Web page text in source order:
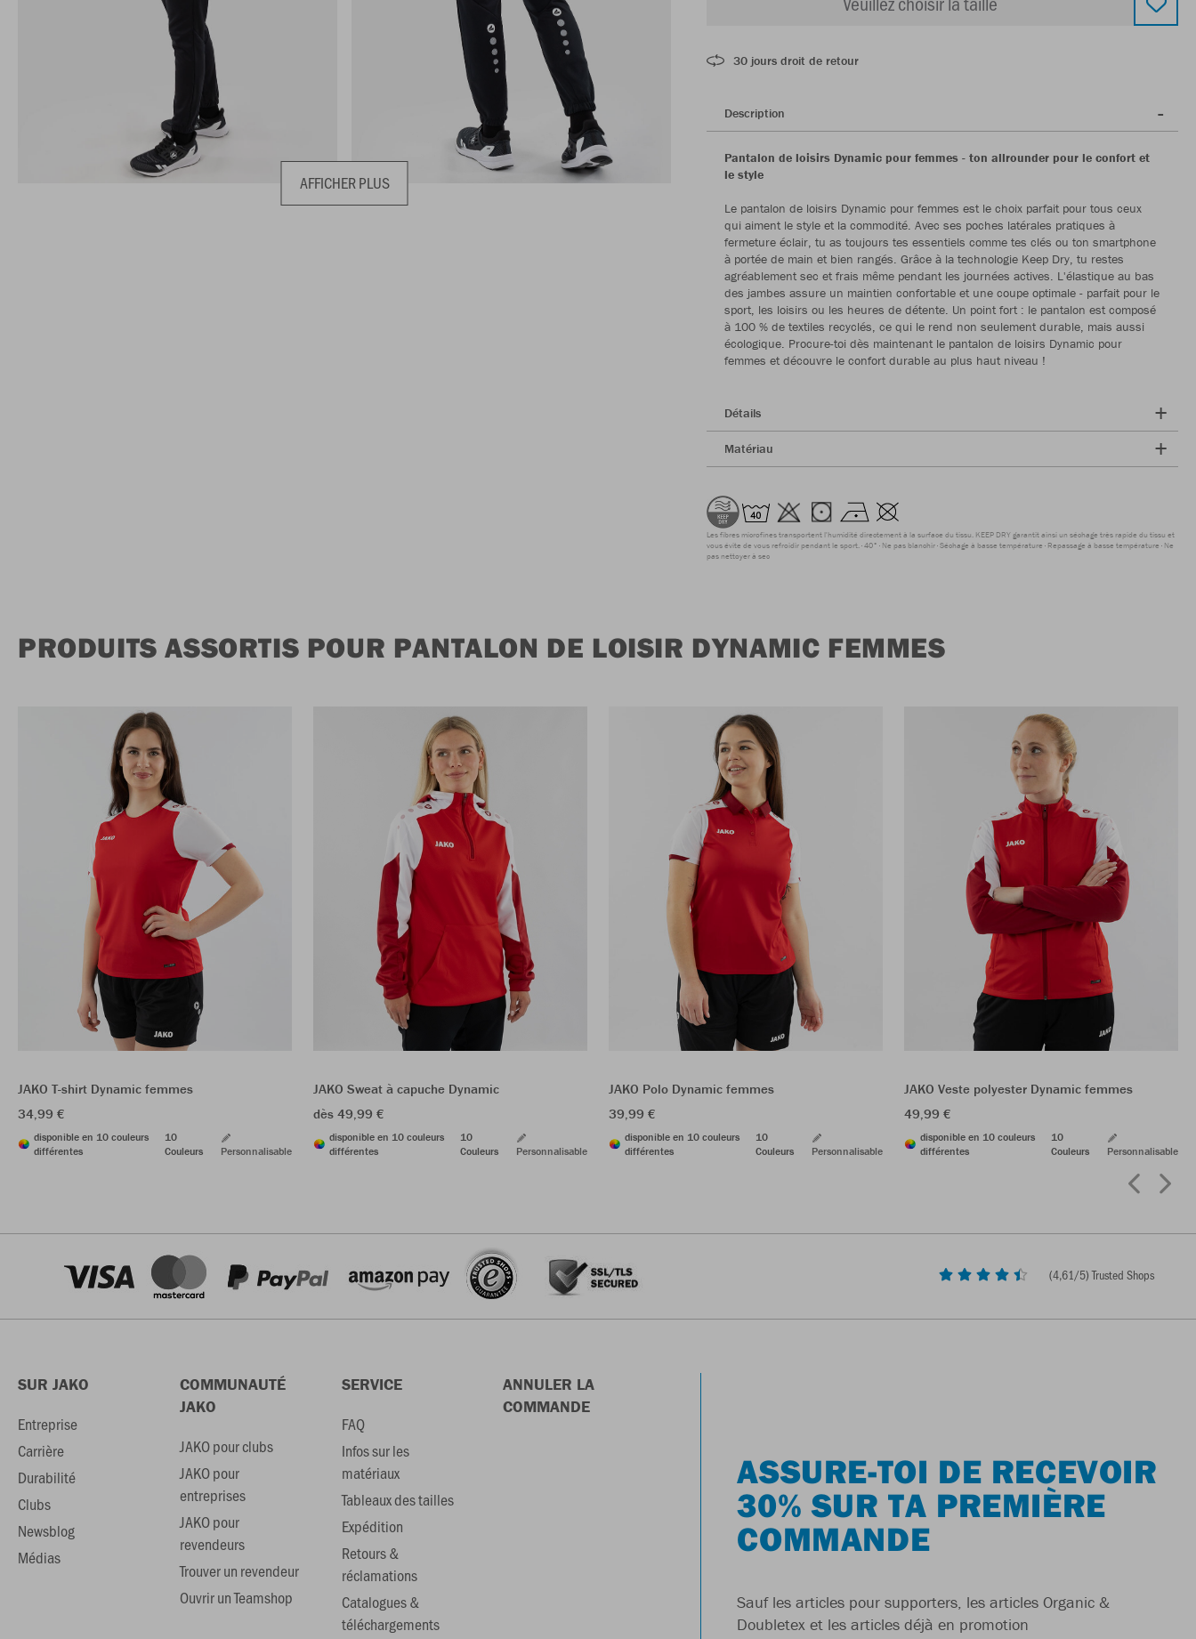
AFFICHER PLUS
30 jours droit de retour
Description
Pantalon de loisirs Dynamic pour femmes - ton allrounder pour le confort et
le style
Le pantalon de loisirs Dynamic pour femmes est le choix parfait pour tous ceux
qui aiment le style et la commodité. Avec ses poches latérales pratiques à
fermeture éclair, tu as toujours tes essentiels comme tes clés ou ton smartphone
à portée de main et bien rangés. Grâce à la technologie Keep Dry, tu restes
agréablement sec et frais même pendant les journées actives. L'élastique au bas
des jambes assure un maintien confortable et une coupe optimale - parfait pour le
sport, les loisirs ou les heures de détente. Un point fort : le pantalon est composé
à 100 % de textiles recyclés, ce qui le rend non seulement durable, mais aussi
écologique. Procure-toi dès maintenant le pantalon de loisirs Dynamic pour
femmes et découvre le confort durable au plus haut niveau !
Détails
Matériau
Les fibres microfines transportent l'humidité directement à la surface du tissu. KEEP DRY garantit ainsi un séchage très rapide du tissu et
vous évite de vous refroidir pendant le sport. 40° Ne pas blanchir Séchage à basse température Repassage à basse température Ne
pas nettoyer à sec
PRODUITS ASSORTIS POUR PANTALON DE LOISIR DYNAMIC FEMMES
JAKO T-shirt Dynamic femmes
34,99 €
disponible en 10 couleurs
différentes
10
Couleurs
Personnalisable
JAKO Sweat à capuche Dynamic
dès 49,99 €
disponible en 10 couleurs
différentes
10
Couleurs
Personnalisable
JAKO Polo Dynamic femmes
39,99 €
disponible en 10 couleurs
différentes
10
Couleurs
Personnalisable
JAKO Veste polyester Dynamic femmes
49,99 €
disponible en 10 couleurs
différentes
10
Couleurs
Personnalisable
(4,61/5) Trusted Shops
SUR JAKO
Entreprise
Carrière
Durabilité
Clubs
Newsblog
Médias
COMMUNAUTÉ
JAKO
JAKO pour clubs
JAKO pour
entreprises
JAKO pour
revendeurs
Trouver un revendeur
Ouvrir un Teamshop
SERVICE
FAQ
Infos sur les
matériaux
Tableaux des tailles
Expédition
Retours &
réclamations
Catalogues &
téléchargements
ANNULER LA
COMMANDE
ASSURE-TOI DE RECEVOIR
30% SUR TA PREMIÈRE
COMMANDE
Sauf les articles pour supporters, les articles Organic &
Doubletex et les articles déjà en promotion